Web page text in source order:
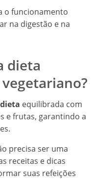
o funcionamento
na digestão e na
dieta
dieta equilibrada com
e frutas, garantindo a
precisa ser uma
receitas e dicas
suas refeições